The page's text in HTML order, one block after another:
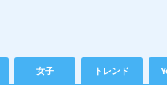
女子 トレンド